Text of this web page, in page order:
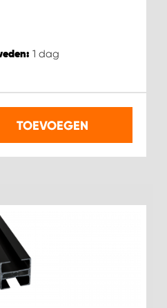
1 dag
TOEVOEGEN
BENSCHOP